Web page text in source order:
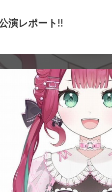
演レポート!!